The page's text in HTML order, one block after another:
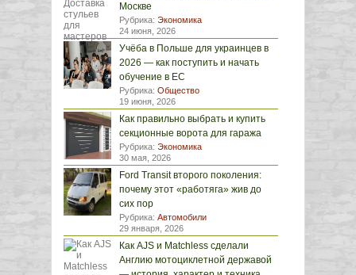
Москве
Рубрика: Экономика
24 июня, 2026
Учёба в Польше для украинцев в
2026 — как поступить и начать
обучение в ЕС
Рубрика: Общество
19 июня, 2026
Как правильно выбрать и купить
секционные ворота для гаража
Рубрика: Экономика
30 мая, 2026
Ford Transit второго поколения:
почему этот «работяга» жив до
сих пор
Рубрика: Автомобили
29 января, 2026
Как AJS и Matchless сделали
Англию мотоциклетной державой